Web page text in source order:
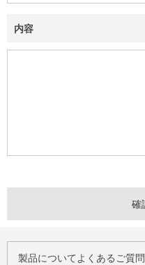
内容
製品についてよくあるご質問